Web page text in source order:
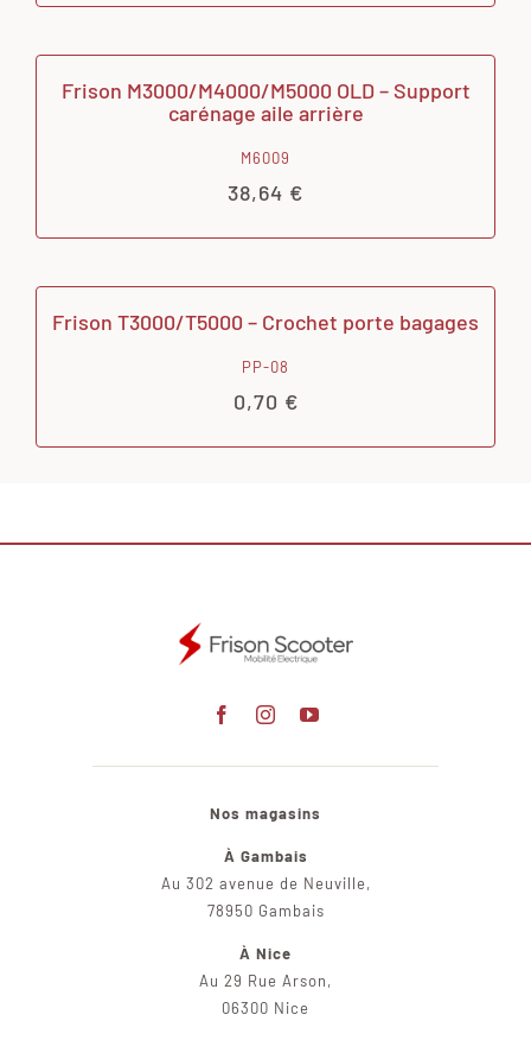
Frison M3000/M4000/M5000 OLD – Support
carénage aile arrière
M6009
38,64 €
Frison T3000/T5000 – Crochet porte bagages
PP-08
0,70 €
Nos magasins
À Gambais
Au 302 avenue de Neuville,
78950 Gambais
À Nice
Au 29 Rue Arson,
06300 Nice